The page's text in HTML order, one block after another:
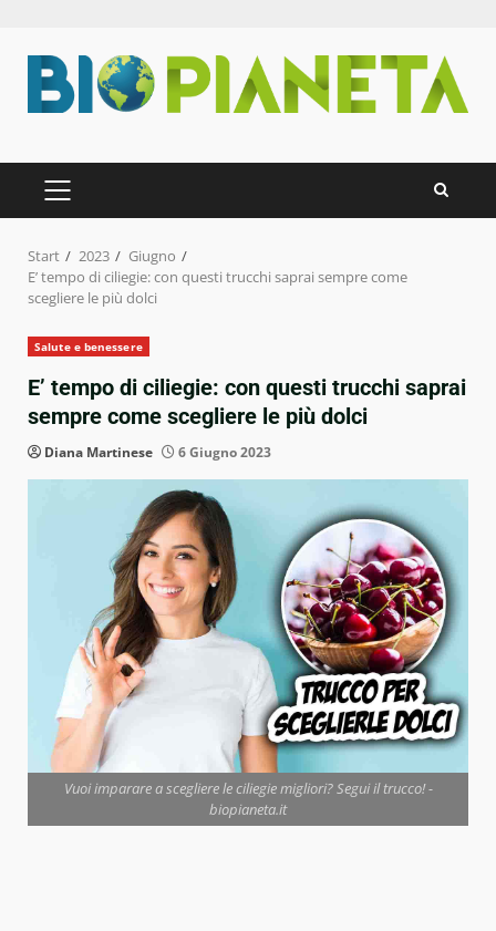
Inhalt
springen
PRIMÄRES
MENÜ
Start 2023
Giugno
E’ tempo di ciliegie: con questi trucchi saprai sempre come
scegliere le più dolci
Salute e benessere
E’ tempo di ciliegie: con questi trucchi saprai
sempre come scegliere le più dolci
Diana Martinese 6 Giugno 2023
Vuoi imparare a scegliere le ciliegie migliori? Segui il trucco! -
biopianeta.it